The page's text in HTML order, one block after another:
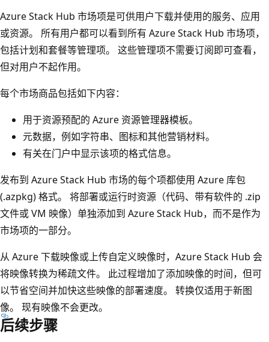
Azure Stack Hub 市场项是可供用户下载并使用的服务、应用
或资源。 所有用户都可以看到所有 Azure Stack Hub 市场项，
包括计划和套餐等管理项。 这些管理项不需要订阅即可查看，
但对用户不起作用。
每个市场商品包括如下内容：
用于资源预配的 Azure 资源管理器模板。
元数据，例如字符串、图标和其他营销材料。
有关在门户中显示该项的格式信息。
发布到 Azure Stack Hub 市场的每个项都使用 Azure 库包
(.azpkg) 格式。 将部署或运行时资源（代码、带有软件的 .zip
文件或 VM 映像）单独添加到 Azure Stack Hub，而不是作为
市场项的一部分。
从 Azure 下载映像或上传自定义映像时，Azure Stack Hub 会
将映像转换为稀疏文件。 此过程增加了添加映像的时间，但可
以节省空间并加快这些映像的部署速度。 转换仅适用于新图
像。 现有映像不会更改。
后续步骤